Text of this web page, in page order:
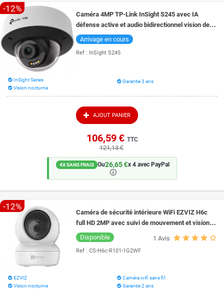
et enregistrements, où que vous soyez.
-12%
Caméra 4MP TP-Link InSight S245 avec IA
défense active et audio bidirectionnel vision de
nuit couleur 30 mètres
Arrivage en cours
Ref : InSight S245
InSight Series
Vision nocturne
Garantie 3 ans
AJOUT PANIER
106,59 € TTC
121,13 €
4X SANS FRAIS Ou26,65 €x 4 avec PayPal
🛈
-12%
Caméra de sécurité intérieure WiFi EZVIZ H6c
full HD 2MP avec suivi de mouvement et vision
de nuit 10 mètres
1 Avis
Disponible
Ref : CS-H6c-R101-1G2WF
EZVIZ
Vision nocturne
Caméra wifi sans fil
Garantie 2 ans